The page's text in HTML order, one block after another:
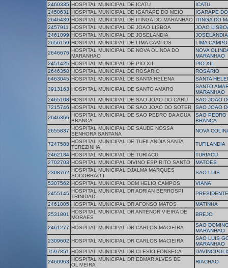
2460335 HOSPITAL MUNICIPAL DE ICATU
ICATU
2450631 HOSPITAL MUNICIPAL DE IGARAPE DO MEIO
IGARAPE
2646439 HOSPITAL MUNICIPAL DE ITINGA DO MARANHAO ITINGA DO
2457911
HOSPITAL MUNICIPAL DE JOAO LISBOA
JOAO
2461099 HOSPITAL MUNICIPAL DE JOSELANDIA
JOSELANDIA
2656159 HOSPITAL MUNICIPAL DE LIMA CAMPOS
LIMA
2646676 HOSPITAL MUNICIPAL DE NOVA OLINDA DO
MARANHAO
NOVA
MARANHAO
2451425 HOSPITAL MUNICIPAL DE PIO XII
PIO XII
2646358 HOSPITAL MUNICIPAL DE ROSARIO
ROSARIO
6463045 HOSPITAL MUNICIPAL DE SANTA HELENA
SANTA
3913163 HOSPITAL MUNICIPAL DE SANTO AMARO
SANTO
MARANHAO
2465108 HOSPITAL MUNICIPAL DE SAO JOAO DO CARU
SAO JOAO
7215746 HOSPITAL MUNICIPAL DE SAO JOAO DO SOTER
SAO JOAO
2646366 HOSPITAL MUNICIPAL DE SAO PEDRO DA AGUA
BRANCA
SAO PEDRO
BRANCA
2655837 HOSPITAL MUNICIPAL DE SAUDE NOSSA
SENHORA SANTANA
NOVA
7247583 HOSPITAL MUNICIPAL DE TUFILANDIA SANTA
TEREZINHA
TUFILANDIA
2462184 HOSPITAL MUNICIPAL DE TURIACU
TURIACU
2702703 HOSPITAL MUNICIPAL DIVINO ESPIRITO SANTO
MATOES
2308762 HOSPITAL MUNICIPAL DJALMA MARQUES
SOCORRAO I
SAO LUIS
5307562 HOSPITAL MUNICIPAL DOM HELIO CAMPOS
VIANA
2455145 HOSPITAL MUNICIPAL DR ADRIAN BERROSPI
TRINIDAD
2461005 HOSPITAL MUNICIPAL DR AFONSO MATOS
MATINHA
2531801 HOSPITAL MUNICIPAL DR ANTENOR VIEIRA DE
MORAES
BREJO
2461277 HOSPITAL MUNICIPAL DR CARLOS MACIEIRA
SAO
MARANHAO
2309602 HOSPITAL MUNICIPAL DR CARLOS MACIEIRA
SAO LUIS
MARANHAO
7597851 HOSPITAL MUNICIPAL DR CLESIO FONSECA
2460963 HOSPITAL MUNICIPAL DR EDMAR ALVES DE
OLIVEIRA
RIACHAO